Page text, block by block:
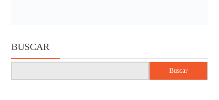
BUSCAR
Buscar